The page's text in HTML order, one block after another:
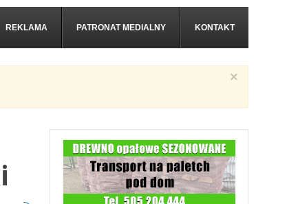
REKLAMA PATRONAT MEDIALNY KONTAKT
×